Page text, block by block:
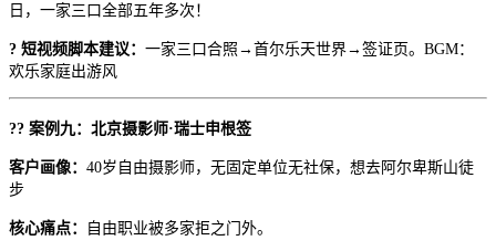
日，一家三口全部五年多次！
? 短视频脚本建议： 一家三口合照→首尔乐天世界→签证页。BGM：
欢乐家庭出游风
?? 案例九：北京摄影师·瑞士申根签
客户画像： 40岁自由摄影师，无固定单位无社保，想去阿尔卑斯山徒
步
核心痛点： 自由职业被多家拒之门外。